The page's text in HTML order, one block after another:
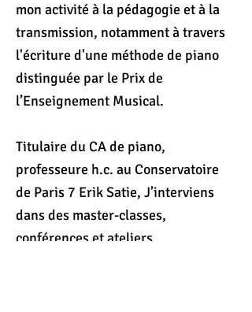
mon activité à la pédagogie et à la
transmission, notamment à travers
l'écriture d'une méthode de piano
distinguée par le Prix de
l’Enseignement Musical.
Titulaire du CA de piano,
professeure h.c. au Conservatoire
de Paris 7 Erik Satie, J’interviens
dans des master-classes,
conférences et ateliers